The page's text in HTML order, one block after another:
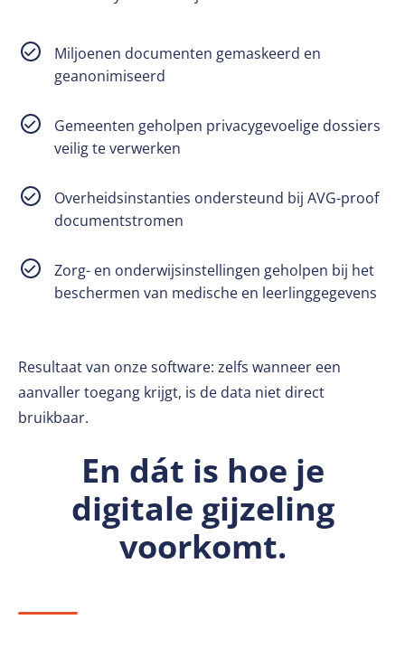
Miljoenen documenten gemaskeerd en
geanonimiseerd
Gemeenten geholpen privacygevoelige dossiers
veilig te verwerken
Overheidsinstanties ondersteund bij AVG-proof
documentstromen
Zorg- en onderwijsinstellingen geholpen bij het
beschermen van medische en leerlinggegevens
Resultaat van onze software: zelfs wanneer een
aanvaller toegang krijgt, is de data niet direct
bruikbaar.
En dát is hoe je
digitale gijzeling
voorkomt.